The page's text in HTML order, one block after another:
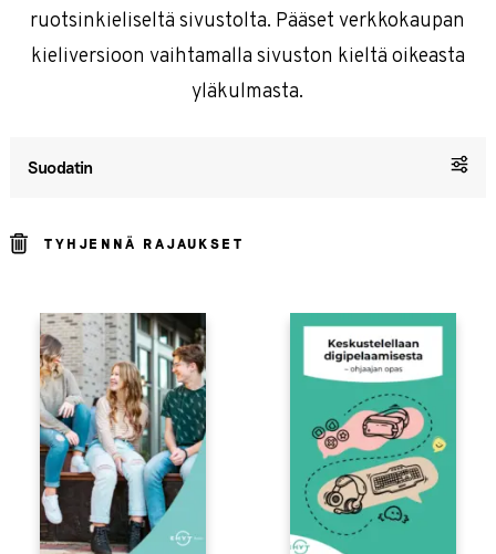
ruotsinkieliseltä sivustolta. Pääset verkkokaupan
kieliversioon vaihtamalla sivuston kieltä oikeasta
yläkulmasta.
Suodatin
TYHJENNÄ RAJAUKSET